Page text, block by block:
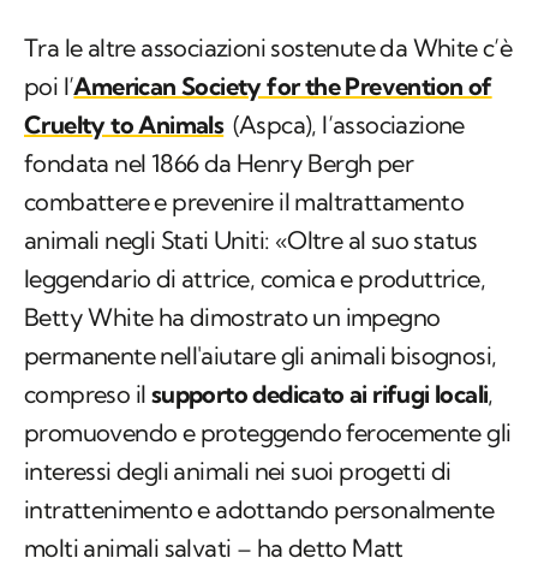
Tra le altre associazioni sostenute da White c’è
poi l’American Society for the Prevention of
Cruelty to Animals (Aspca), l’associazione
fondata nel 1866 da Henry Bergh per
combattere e prevenire il maltrattamento
animali negli Stati Uniti: «Oltre al suo status
leggendario di attrice, comica e produttrice,
Betty White ha dimostrato un impegno
permanente nell'aiutare gli animali bisognosi,
compreso il supporto dedicato ai rifugi locali,
promuovendo e proteggendo ferocemente gli
interessi degli animali nei suoi progetti di
intrattenimento e adottando personalmente
molti animali salvati – ha detto Matt